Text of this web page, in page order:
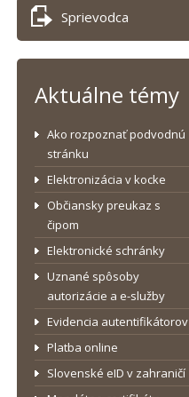
Sprievodca
Aktuálne témy
Ako rozpoznať podvodnú
stránku
Elektronizácia v kocke
Občiansky preukaz s
čipom
Elektronické schránky
Uznané spôsoby
autorizácie a e-služby
Evidencia autentifikátorov
Platba online
Slovenské eID v zahraničí